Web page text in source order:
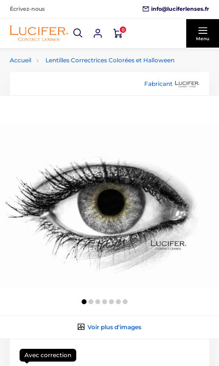
Écrivez-nous info@luciferlenses.fr
0
Menu
Accueil Lentilles Correctrices Colorées et Halloween
Fabricant
Voir plus d'images
Avec correction